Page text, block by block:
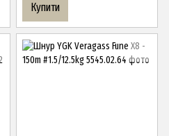
Купити